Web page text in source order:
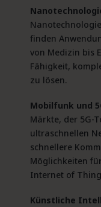
finden
von Medizin bis
Fähigkeit,
zu lösen.
Mobilfunk und
Märkte, der 5G-
ultraschnellen
schnellere
Möglichkeiten
Internet of
Künstliche